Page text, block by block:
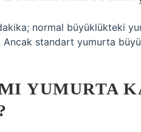
normal büyüklükteki
standart yumurta
YUMURTA